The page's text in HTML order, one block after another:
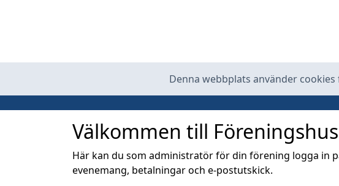
Denna webbplats använder
Välkommen till
Här kan du som administratör för din förening logga in
evenemang, betalningar och e-postutskick.